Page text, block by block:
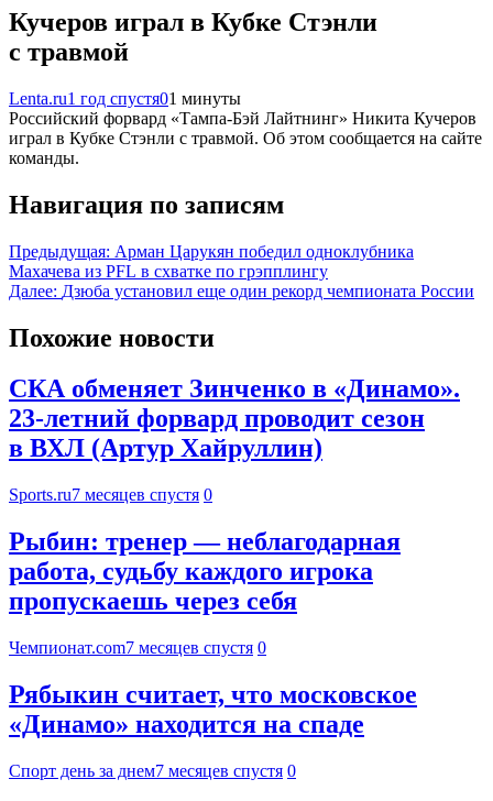
Кучеров играл в Кубке Стэнли
с травмой
Lenta.ru1 год спустя01 минуты
Российский форвард «Тампа-Бэй Лайтнинг» Никита Кучеров
играл в Кубке Стэнли с травмой. Об этом сообщается на сайте
команды.
Навигация по записям
Предыдущая: Арман Царукян победил одноклубника
Махачева из PFL в схватке по грэпплингу
Далее: Дзюба установил еще один рекорд чемпионата России
Похожие новости
СКА обменяет Зинченко в «Динамо».
23-летний форвард проводит сезон
в ВХЛ (Артур Хайруллин)
Sports.ru7 месяцев спустя 0
Рыбин: тренер — неблагодарная
работа, судьбу каждого игрока
пропускаешь через себя
Чемпионат.com7 месяцев спустя 0
Рябыкин считает, что московское
«Динамо» находится на спаде
Спорт день за днем7 месяцев спустя 0